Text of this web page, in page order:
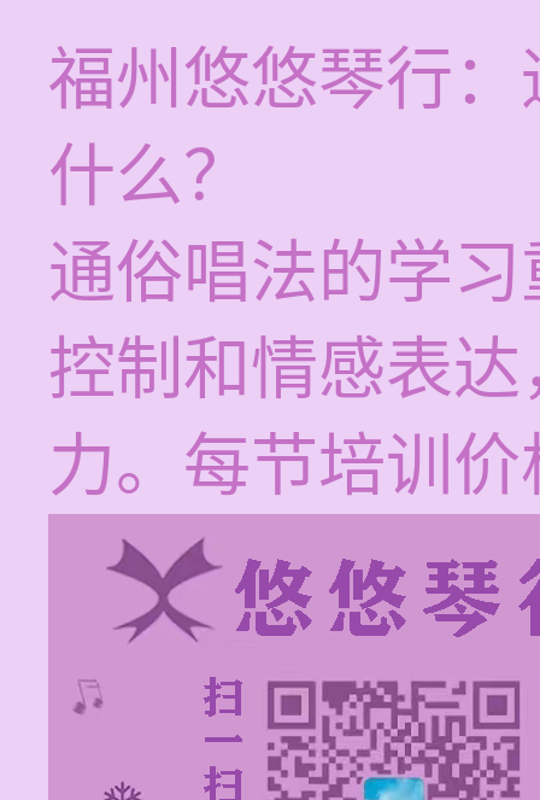
福州悠悠琴行
什么？
通俗唱法的学
控制和情感表
力。每节培训